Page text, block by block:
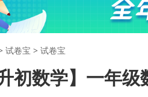
试卷宝 > 试卷宝
升初数学】一年